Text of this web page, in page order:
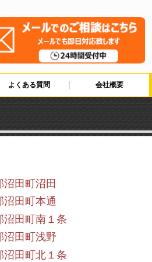
よくある質問 会社概要
田町沼田
沼田町本通
沼田町南１条
沼田町浅野
沼田町北１条